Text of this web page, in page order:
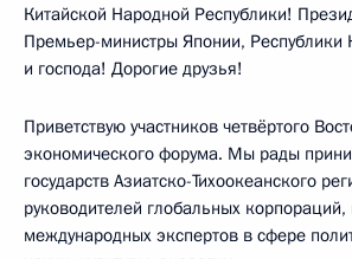
Китайской Народной Республики!
Премьер-министры Японии,
и господа! Дорогие друзья!
Приветствую участников четвёртого
экономического форума. Мы рады
государств Азиатско-Тихоокеанского
руководителей глобальных
международных экспертов в сфере